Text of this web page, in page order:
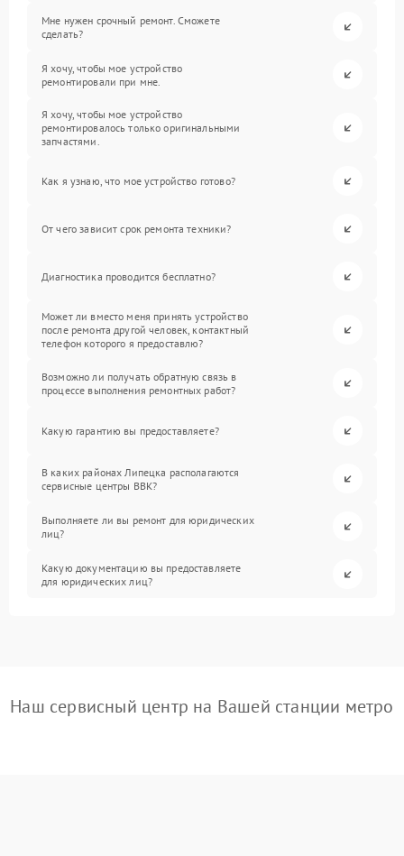
Мне нужен срочный ремонт. Сможете
сделать?
Я хочу, чтобы мое устройство
ремонтировали при мне.
Я хочу, чтобы мое устройство
ремонтировалось только оригинальными
запчастями.
Как я узнаю, что мое устройство готово?
От чего зависит срок ремонта техники?
Диагностика проводится бесплатно?
Может ли вместо меня принять устройство
после ремонта другой человек, контактный
телефон которого я предоставлю?
Возможно ли получать обратную связь в
процессе выполнения ремонтных работ?
Какую гарантию вы предоставляете?
В каких районах Липецка располагаются
сервисные центры BBK?
Выполняете ли вы ремонт для юридических
лиц?
Какую документацию вы предоставляете
для юридических лиц?
Наш сервисный центр на Вашей станции метро